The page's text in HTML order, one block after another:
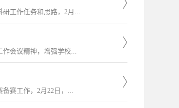
研工作任务和思路，2月...
会议精神，增强学校...
赛工作，2月22日，...